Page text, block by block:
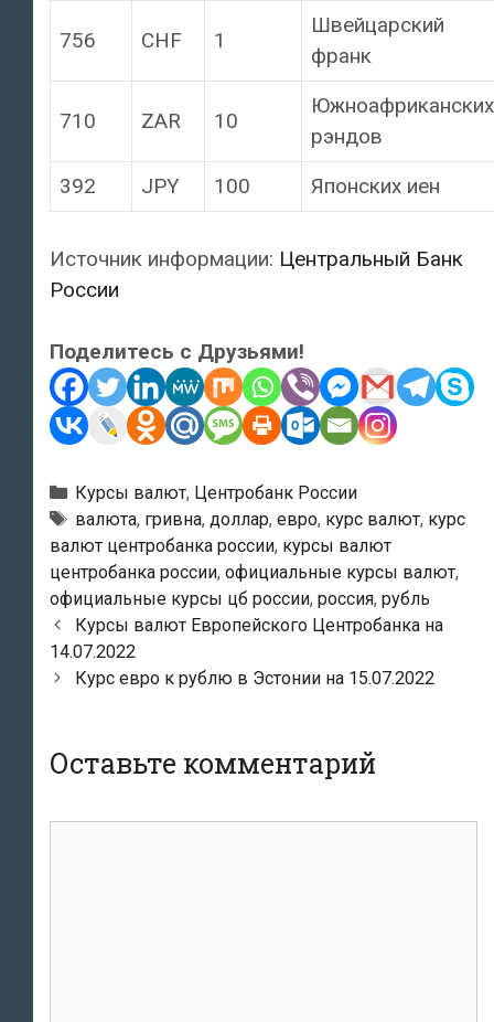
756 CHF 1
Швейцарский
франк
710 ZAR 10
Южноафриканских
рэндов
392
JPY 100 Японских иен
Источник информации: Центральный Банк
России
Поделитесь с Друзьями!
Рубрики
Курсы валют, Центробанк России
Тэги
валюта, гривна, доллар, евро, курс валют, курс
валют центробанка россии, курсы валют
центробанка россии, официальные курсы валют,
официальные курсы цб россии, россия, рубль
Навигация
по
записям
Курсы валют Европейского Центробанка на
14.07.2022
Курс евро к рублю в Эстонии на 15.07.2022
Оставьте комментарий